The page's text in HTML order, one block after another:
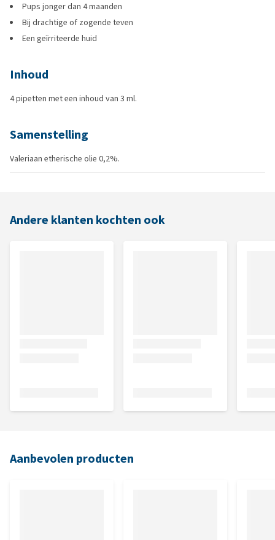
Pups jonger dan 4 maanden
Bij drachtige of zogende teven
Een geïrriteerde huid
Inhoud
4 pipetten met een inhoud van 3 ml.
Samenstelling
Valeriaan etherische olie 0,2%.
Andere klanten kochten ook
Aanbevolen producten